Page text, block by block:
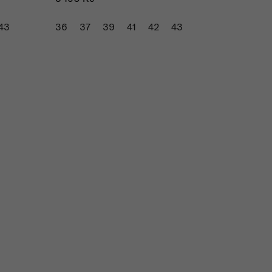
36 37 39 41 42 43